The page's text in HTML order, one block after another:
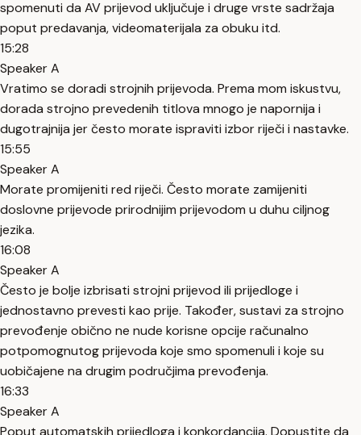
spomenuti da AV prijevod uključuje i druge vrste sadržaja
poput predavanja, videomaterijala za obuku itd.
15:28
Speaker A
Vratimo se doradi strojnih prijevoda. Prema mom iskustvu,
dorada strojno prevedenih titlova mnogo je napornija i
dugotrajnija jer često morate ispraviti izbor riječi i nastavke.
15:55
Speaker A
Morate promijeniti red riječi. Često morate zamijeniti
doslovne prijevode prirodnijim prijevodom u duhu ciljnog
jezika.
16:08
Speaker A
Često je bolje izbrisati strojni prijevod ili prijedloge i
jednostavno prevesti kao prije. Također, sustavi za strojno
prevođenje obično ne nude korisne opcije računalno
potpomognutog prijevoda koje smo spomenuli i koje su
uobičajene na drugim područjima prevođenja.
16:33
Speaker A
Poput automatskih prijedloga i konkordancija. Dopustite da